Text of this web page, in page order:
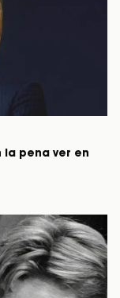
la pena ver en